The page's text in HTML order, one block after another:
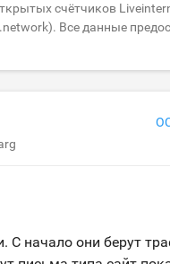
начало они берут
счётчиков
Все данные